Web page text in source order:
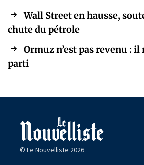
Wall Street en hausse,
chute du pétrole
Ormuz n’est pas revenu : il
parti
© Le Nouvelliste 2026